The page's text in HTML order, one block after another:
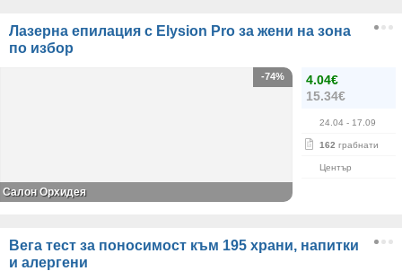
Лазерна епилация с Elysion Pro за жени на зона
по избор
4.04€
15.34€
24.04 - 17.09
162 грабнати
Център
-74%
Салон Орхидея
Вега тест за поносимост към 195 храни, напитки
и алергени